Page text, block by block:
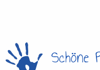
Schöne